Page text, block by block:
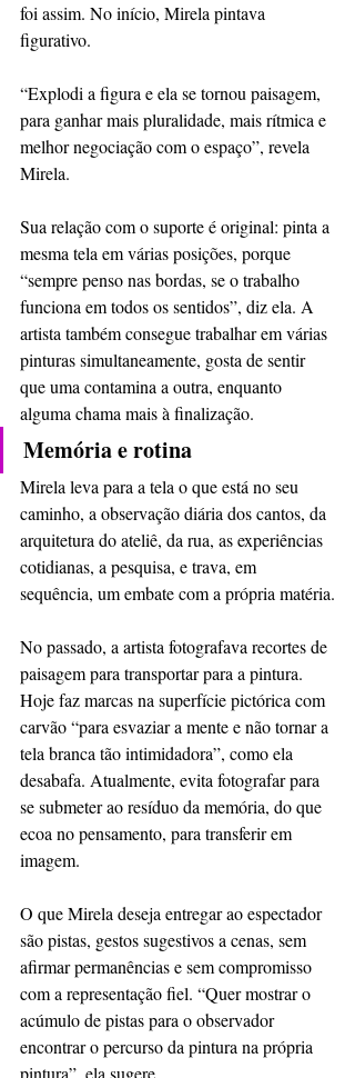
foi assim. No início, Mirela pintava
figurativo.
“Explodi a figura e ela se tornou paisagem,
para ganhar mais pluralidade, mais rítmica e
melhor negociação com o espaço”, revela
Mirela.
Sua relação com o suporte é original: pinta a
mesma tela em várias posições, porque
“sempre penso nas bordas, se o trabalho
funciona em todos os sentidos”, diz ela. A
artista também consegue trabalhar em várias
pinturas simultaneamente, gosta de sentir
que uma contamina a outra, enquanto
alguma chama mais à finalização.
Memória e rotina
Mirela leva para a tela o que está no seu
caminho, a observação diária dos cantos, da
arquitetura do ateliê, da rua, as experiências
cotidianas, a pesquisa, e trava, em
sequência, um embate com a própria matéria.
No passado, a artista fotografava recortes de
paisagem para transportar para a pintura.
Hoje faz marcas na superfície pictórica com
carvão “para esvaziar a mente e não tornar a
tela branca tão intimidadora”, como ela
desabafa. Atualmente, evita fotografar para
se submeter ao resíduo da memória, do que
ecoa no pensamento, para transferir em
imagem.
O que Mirela deseja entregar ao espectador
são pistas, gestos sugestivos a cenas, sem
afirmar permanências e sem compromisso
com a representação fiel. “Quer mostrar o
acúmulo de pistas para o observador
encontrar o percurso da pintura na própria